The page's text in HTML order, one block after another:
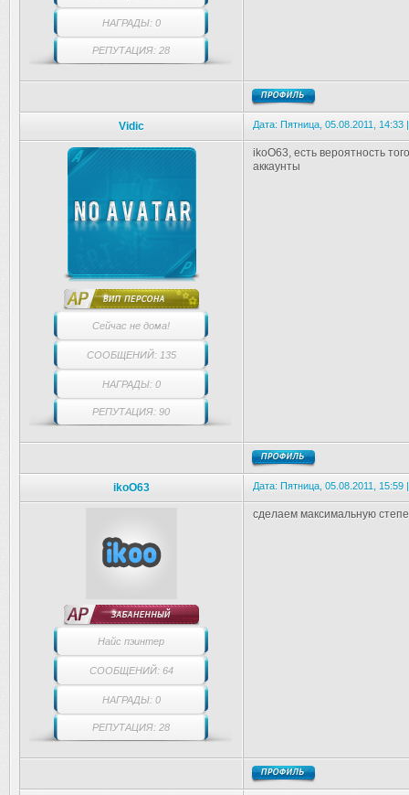
НАГРАДЫ: 0
РЕПУТАЦИЯ: 28
Vidic Дата: Пятница, 05.08.2011,
Сейчас не дома!
СООБЩЕНИЙ: 135
НАГРАДЫ: 0
РЕПУТАЦИЯ: 90
ikoO63, есть вероятность
аккаунты
ikoO63 Дата: Пятница, 05.08.2011,
Найс пэинтер
СООБЩЕНИЙ: 64
НАГРАДЫ: 0
РЕПУТАЦИЯ: 28
сделаем максимальную